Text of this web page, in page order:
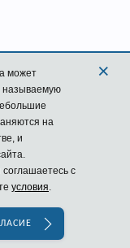
связь Помощь
конфиденциальности
может
и
с
условия.
×